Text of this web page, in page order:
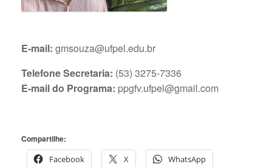
E-mail: gmsouza@ufpel.edu.br
Telefone Secretaria: (53) 3275-7336
E-mail do Programa: ppgfv.ufpel@gmail.com
Compartilhe:
Facebook
X WhatsApp